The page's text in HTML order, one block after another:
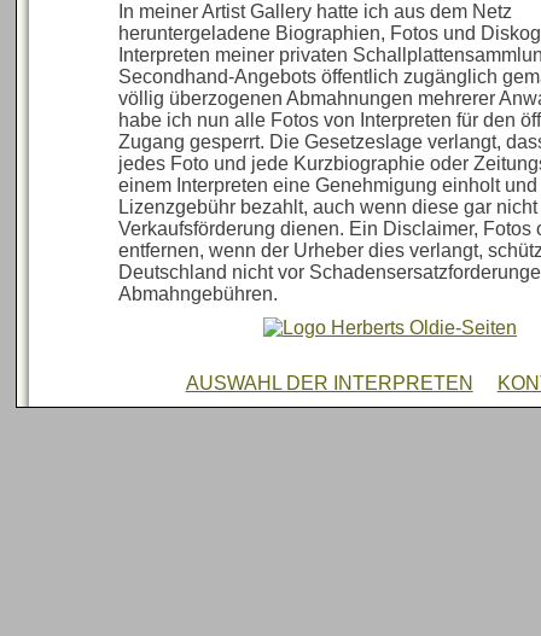
In meiner Artist Gallery hatte ich aus dem Netz
heruntergeladene Biographien, Fotos und
Interpreten meiner privaten
Secondhand-Angebots öffentlich zugänglich
völlig überzogenen Abmahnungen mehrerer
habe ich nun alle Fotos von Interpreten für den
Zugang gesperrt. Die Gesetzeslage verlangt,
jedes Foto und jede Kurzbiographie oder
einem Interpreten eine Genehmigung einholt
Lizenzgebühr bezahlt, auch wenn diese gar nicht
Verkaufsförderung dienen. Ein Disclaimer, Fotos
entfernen, wenn der Urheber dies verlangt,
Deutschland nicht vor
Abmahngebühren.
AUSWAHL DER INTERPRETEN